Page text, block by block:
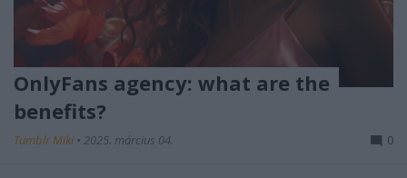
OnlyFans agency: what are the
benefits?
Tumblr Miki • 2025. március 04. 0